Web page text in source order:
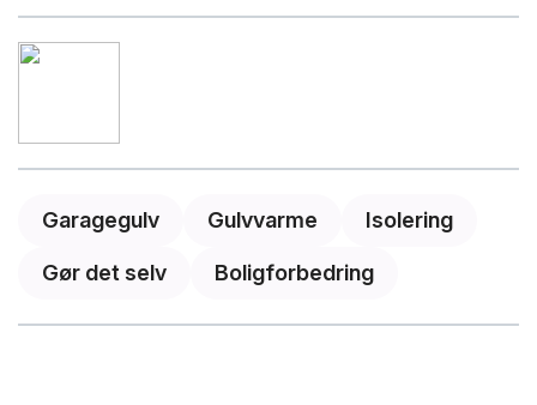
Garagegulv Gulvvarme Isolering
Gør det selv Boligforbedring